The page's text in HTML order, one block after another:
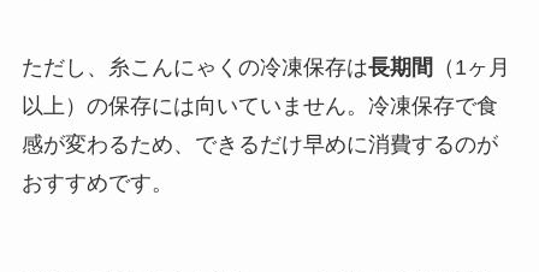
ただし、糸こんにゃくの冷凍保存は長期間 （1ヶ月
以上）の保存には向いていません。冷凍保存で食
感が変わるため、できるだけ早めに消費するのが
おすすめです。